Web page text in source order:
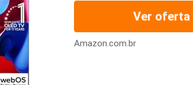
Ver oferta
Amazon.com.br